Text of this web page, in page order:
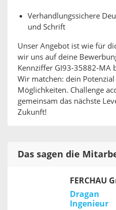
Verhandlungssichere
und Schrift
Unser Angebot ist wie für
wir uns auf deine
Kennziffer GI93-35882-MA
Wir matchen: dein
Möglichkeiten. Challenge
gemeinsam das nächste
Zukunft!
Das sagen die
FERCHAU
Dragan
Ingenieur